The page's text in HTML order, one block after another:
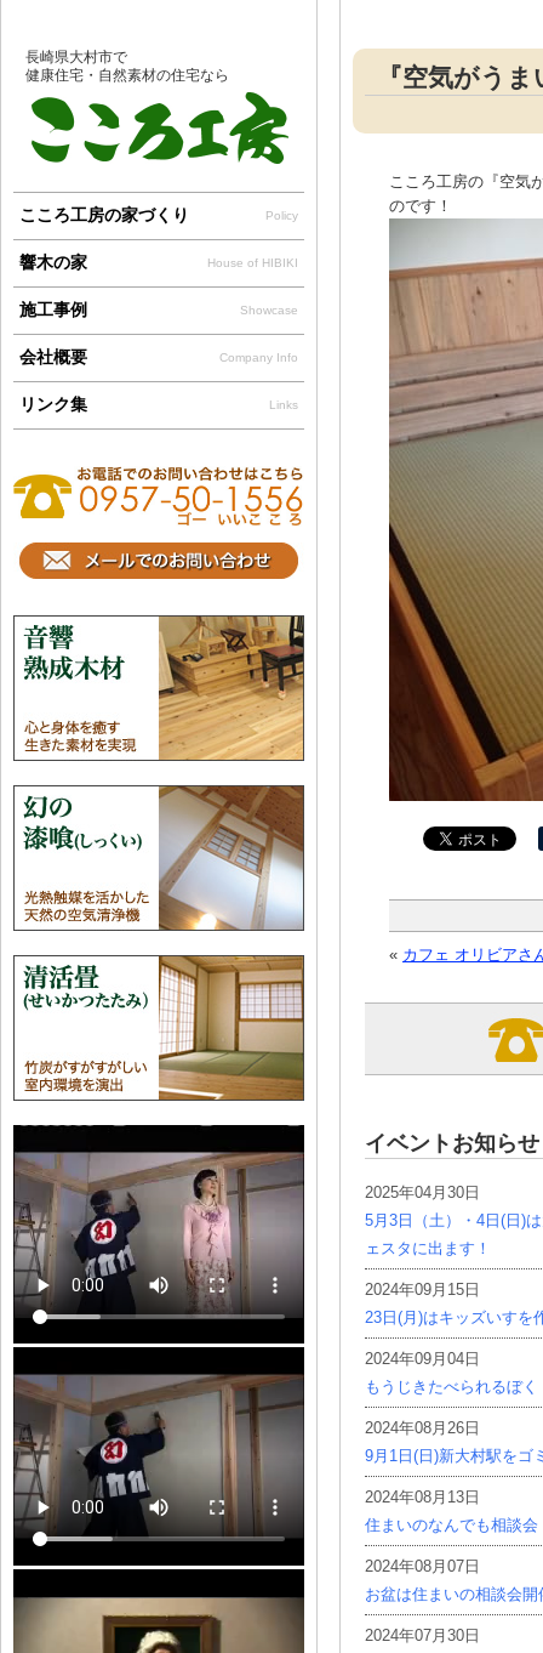
『空気がう
こころ工房の『空気
のです！
« カフェ オリビアさ
イベントお知らせ
2025年04月30日
5月3日（土）・4日(日)
ェスタに出ます！
2024年09月15日
23日(月)はキッズいすを
2024年09月04日
もうじきたべられるぼく
2024年08月26日
9月1日(日)新大村駅をゴ
2024年08月13日
住まいのなんでも相談会
2024年08月07日
お盆は住まいの相談会開
2024年07月30日
長崎県大村市で
健康住宅・自然素材の住宅なら
こころ工房の家づくり Policy
響木の家 House of HIBIKI
施工事例 Showcase
会社概要 Company Info
リンク集 Links